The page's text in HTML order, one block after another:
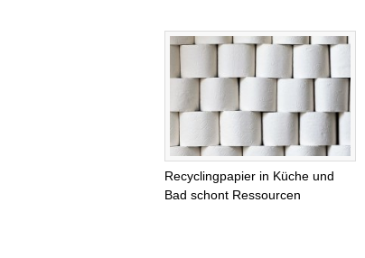
Recyclingpapier in Küche und
Bad schont Ressourcen